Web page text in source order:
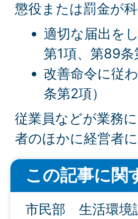
懲役または罰金が
適切な届出を
第1項、第89条
改善命令に従
条第2項）
従業員などが業務
者のほかに経営者
この記事に関
市民部 生活環境